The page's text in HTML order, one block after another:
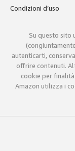
Condizioni d’uso
Su questo sito
autenticarti,
offrire contenuti.
cookie per
Amazon utilizza i